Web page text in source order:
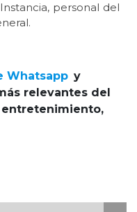
personal del
Whatsapp y
relevantes del